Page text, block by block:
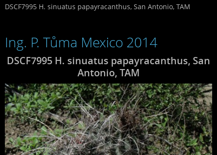
DSCF7995 H. sinuatus papayracanthus, San Antonio, TAM
Ing. P. Tůma Mexico 2014
DSCF7995 H. sinuatus papayracanthus, San
Antonio, TAM